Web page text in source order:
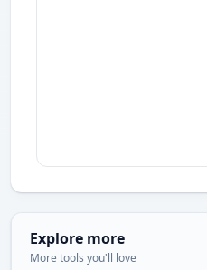
Explore more
More tools you'll love